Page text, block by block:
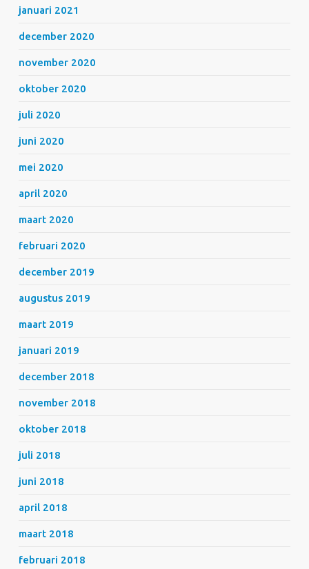
januari 2021
december 2020
november 2020
oktober 2020
juli 2020
juni 2020
mei 2020
april 2020
maart 2020
februari 2020
december 2019
augustus 2019
maart 2019
januari 2019
december 2018
november 2018
oktober 2018
juli 2018
juni 2018
april 2018
maart 2018
februari 2018